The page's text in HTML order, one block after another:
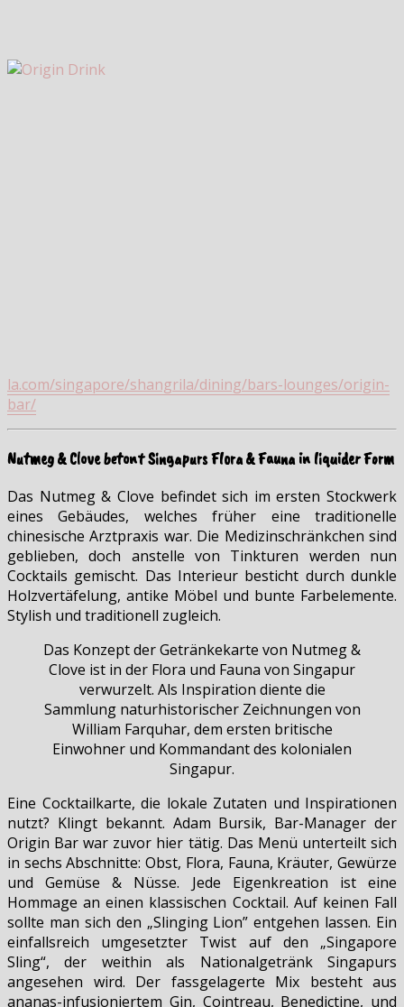
la.com/singapore/shangrila/dining/bars-lounges/origin-
bar/
Nutmeg & Clove betont Singapurs Flora & Fauna in liquider Form
Das Nutmeg & Clove befindet sich im ersten Stockwerk
eines Gebäudes, welches früher eine traditionelle
chinesische Arztpraxis war. Die Medizinschränkchen sind
geblieben, doch anstelle von Tinkturen werden nun
Cocktails gemischt. Das Interieur besticht durch dunkle
Holzvertäfelung, antike Möbel und bunte Farbelemente.
Stylish und traditionell zugleich.
Das Konzept der Getränkekarte von Nutmeg &
Clove ist in der Flora und Fauna von Singapur
verwurzelt. Als Inspiration diente die
Sammlung naturhistorischer Zeichnungen von
William Farquhar, dem ersten britische
Einwohner und Kommandant des kolonialen
Singapur.
Eine Cocktailkarte, die lokale Zutaten und Inspirationen
nutzt? Klingt bekannt. Adam Bursik, Bar-Manager der
Origin Bar war zuvor hier tätig. Das Menü unterteilt sich
in sechs Abschnitte: Obst, Flora, Fauna, Kräuter, Gewürze
und Gemüse & Nüsse. Jede Eigenkreation ist eine
Hommage an einen klassischen Cocktail. Auf keinen Fall
sollte man sich den „Slinging Lion” entgehen lassen. Ein
einfallsreich umgesetzter Twist auf den „Singapore
Sling“, der weithin als Nationalgetränk Singapurs
angesehen wird. Der fassgelagerte Mix besteht aus
ananas-infusioniertem Gin, Cointreau, Benedictine, und